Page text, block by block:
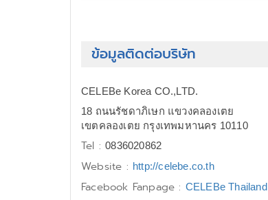
ข้อมูลติดต่อบริษัท
CELEBe Korea CO.,LTD.
18 ถนนรัชดาภิเษก แขวงคลองเตย
เขตคลองเตย กรุงเทพมหานคร 10110
Tel :0836020862
Website : http://celebe.co.th
Facebook Fanpage : CELEBe Thailand